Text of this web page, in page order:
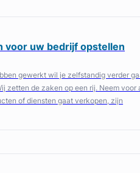
voor uw bedrijf opstellen
gewerkt wil je zelfstandig verder
zetten de zaken op een rij. Neem
of diensten gaat verkopen, zijn